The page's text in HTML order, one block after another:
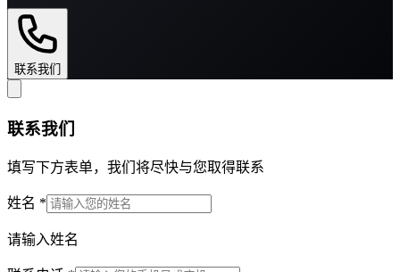
联系我们
联系我们
填写下方表单，我们将尽快与您取得联系
姓名 *
请输入姓名